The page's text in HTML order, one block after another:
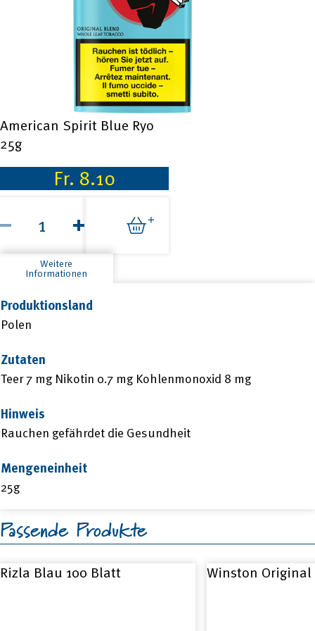
American Spirit Blue Ryo
25g
Fr. 8.10
Blue
25g
Menge Weitere
Informationen
Produktionsland
Polen
Zutaten
Teer 7 mg Nikotin 0.7 mg Kohlenmonoxid 8 mg
Hinweis
Rauchen gefährdet die Gesundheit
Mengeneinheit
25g
Passende Produkte
Rizla Blau 100 Blatt Winston Original